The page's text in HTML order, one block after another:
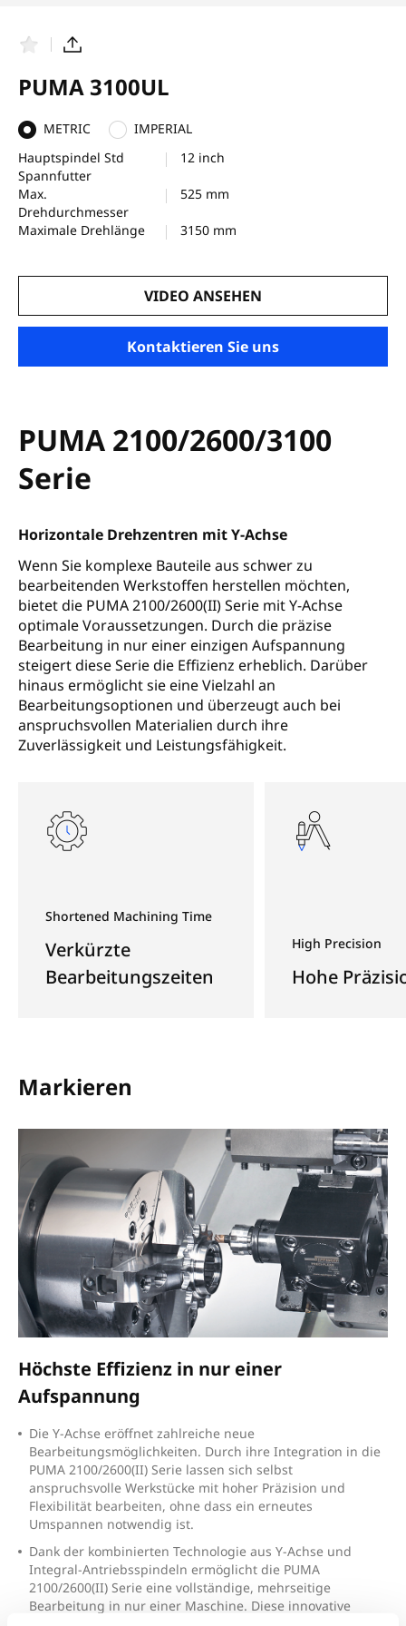
v
o
i
t
e
n
T
i
l
n
PUMA 3100UL
METRIC
IMPERIAL
Hauptspindel Std
Spannfutter
12 inch
Max.
Drehdurchmesser
525 mm
Maximale Drehlänge 3150 mm
VIDEO ANSEHEN
Kontaktieren Sie uns
PUMA 2100/2600/3100
Serie
Horizontale Drehzentren mit Y-Achse
Wenn Sie komplexe Bauteile aus schwer zu
bearbeitenden Werkstoffen herstellen möchten,
bietet die PUMA 2100/2600(II) Serie mit Y-Achse
optimale Voraussetzungen. Durch die präzise
Bearbeitung in nur einer einzigen Aufspannung
steigert diese Serie die Effizienz erheblich. Darüber
hinaus ermöglicht sie eine Vielzahl an
Bearbeitungsoptionen und überzeugt auch bei
anspruchsvollen Materialien durch ihre
Zuverlässigkeit und Leistungsfähigkeit.
Shortened Machining Time
Verkürzte
Bearbeitungszeiten
High Precision
Hohe
Markieren
Höchste Effizienz in nur einer
Aufspannung
Die Y-Achse eröffnet zahlreiche neue
Bearbeitungsmöglichkeiten. Durch ihre Integration in die
PUMA 2100/2600(II) Serie lassen sich selbst
anspruchsvolle Werkstücke mit hoher Präzision und
Flexibilität bearbeiten, ohne dass ein erneutes
Umspannen notwendig ist.
Dank der kombinierten Technologie aus Y-Achse und
Integral-Antriebsspindeln ermöglicht die PUMA
2100/2600(II) Serie eine vollständige, mehrseitige
Bearbeitung in nur einer Maschine. Diese innovative